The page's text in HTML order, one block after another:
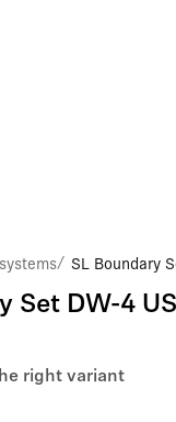
/ SL Boundary
Set DW-4 US
right variant